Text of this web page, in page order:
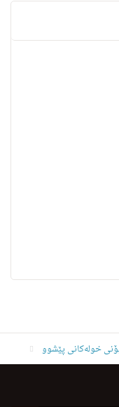
خولەکانی پێشوو